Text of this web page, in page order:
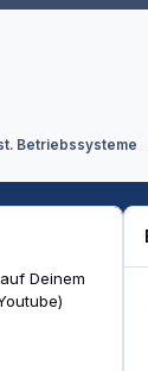
Betriebssysteme
Deinem